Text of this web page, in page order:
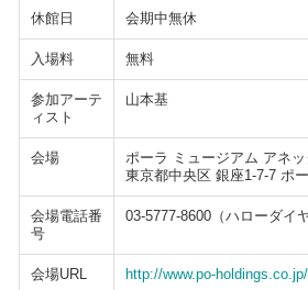
休館日 会期中無休
入場料 無料
参加アーテ
ィスト
山本基
会場
ポーラ ミュージアム アネッ
東京都中央区 銀座1-7-7 ポ
会場電話番
号
03-5777-8600（ハローダイヤ
会場URL http://www.po-